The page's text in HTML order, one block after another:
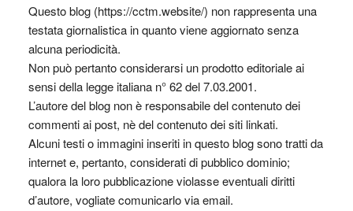
Questo blog (https://cctm.website/) non rappresenta una
testata giornalistica in quanto viene aggiornato senza
alcuna periodicità.
Non può pertanto considerarsi un prodotto editoriale ai
sensi della legge italiana n° 62 del 7.03.2001.
L’autore del blog non è responsabile del contenuto dei
commenti ai post, nè del contenuto dei siti linkati.
Alcuni testi o immagini inseriti in questo blog sono tratti da
internet e, pertanto, considerati di pubblico dominio;
qualora la loro pubblicazione violasse eventuali diritti
d’autore, vogliate comunicarlo via email.